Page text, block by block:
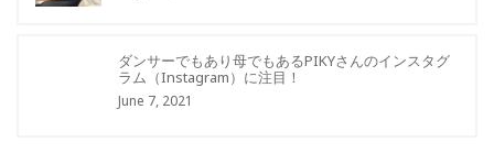
ダンサーでもあり母でもあるPIKYさんのインスタグ
ラム（Instagram）に注目！
June 7, 2021